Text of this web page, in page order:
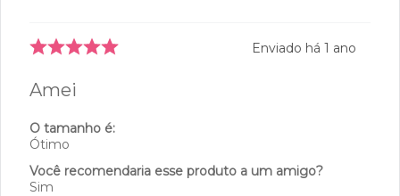
Enviado há 1 ano
Amei
O tamanho é:
Ótimo
Você recomendaria esse produto a um amigo?
Sim